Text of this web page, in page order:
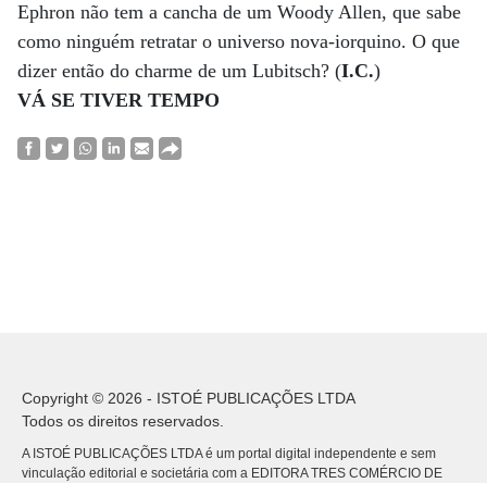
Ephron não tem a cancha de um Woody Allen, que sabe
como ninguém retratar o universo nova-iorquino. O que
dizer então do charme de um Lubitsch? (I.C.)
VÁ SE TIVER TEMPO
Copyright © 2026 - ISTOÉ PUBLICAÇÕES LTDA
Todos os direitos reservados.
A ISTOÉ PUBLICAÇÕES LTDA é um portal digital independente e sem
vinculação editorial e societária com a EDITORA TRES COMÉRCIO DE